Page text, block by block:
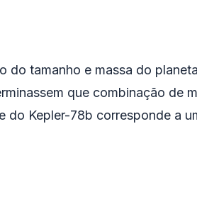
do tamanho e massa do
que combinação de
do Kepler-78b corresponde a